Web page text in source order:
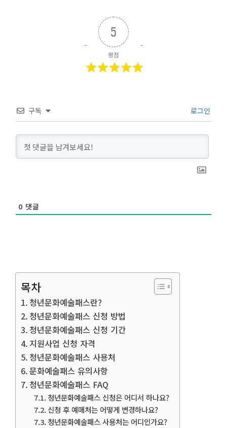
5
평점
구독 로그인
0 댓글
목차
청년문화예술패스란?
청년문화예술패스 신청 방법
청년문화예술패스 신청 기간
지원사업 신청 자격
청년문화예술패스 사용처
문화예술패스 유의사항
청년문화예술패스 FAQ
청년문화예술패스 신청은 어디서 하나요?
신청 후 예매처는 어떻게 변경하나요?
청년문화예술패스 사용처는 어디인가요?